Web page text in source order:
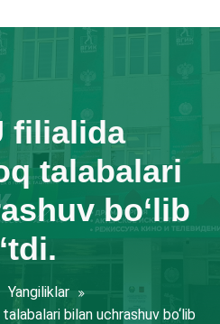
filialida
talabalari
bo‘lib
Yangiliklar
bilan uchrashuv bo‘lib